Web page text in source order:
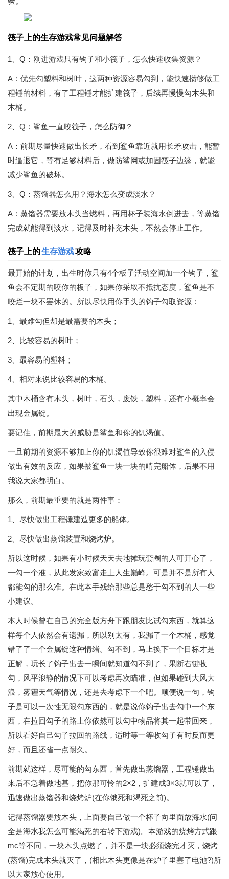
筏子上的生存游戏常见问题解答
1、Q：刚进游戏只有钩子和小筏子，怎么快速收集资源？
A：优先勾塑料和树叶，这两种资源容易勾到，能快速攒够做工
程锤的材料，有了工程锤才能扩建筏子，后续再慢慢勾木头和
木桶。
2、Q：鲨鱼一直咬筏子，怎么防御？
A：前期尽量快速做出长矛，看到鲨鱼靠近就用长矛攻击，能暂
时逼退它，等有足够材料后，做防鲨网或加固筏子边缘，就能
减少鲨鱼的破坏。
3、Q：蒸馏器怎么用？海水怎么变成淡水？
A：蒸馏器需要放木头当燃料，再用杯子装海水倒进去，等蒸馏
完成就能得到淡水，记得及时补充木头，不然会停止工作。
筏子上的生存游戏攻略
最开始的计划，出生时你只有4个板子活动空间加一个钩子，鲨
鱼会不定期的咬你的板子，如果你采取不抵抗态度，鲨鱼是不
咬烂一块不罢休的。所以尽快用你手头的钩子勾取资源：
1、最难勾但却是最需要的木头；
2、比较容易的树叶；
3、最容易的塑料；
4、相对来说比较容易的木桶。
其中木桶含有木头，树叶，石头，废铁，塑料，还有小概率会
出现金属锭。
要记住，前期最大的威胁是鲨鱼和你的饥渴值。
一旦前期的资源不够加上你的饥渴值导致你很难对鲨鱼的入侵
做出有效的反应，如果被鲨鱼一块一块的啃完船体，后果不用
我说大家都明白。
那么，前期最重要的就是两件事：
1、尽快做出工程锤建造更多的船体。
2、尽快做出蒸馏装置和烧烤炉。
所以这时候，如果有小时候天天去地摊玩套圈的人可开心了，
一勾一个准，从此发家致富走上人生巅峰。可是并不是所有人
都能勾的那么准。在此本手残给那些总是愁于勾不到的人一些
小建议。
本人时候曾在自己的完全版方舟下跟朋友比试勾东西，就算这
样每个人依然会有遗漏，所以别太有，我漏了一个木桶，感觉
错了了一个金属锭这种情绪。勾不到，马上换下一个目标才是
正解，玩长了钩子出去一瞬间就知道勾不到了，果断右键收
勾，风平浪静的情况下可以考虑再次瞄准，但如果碰到大风大
浪，雾霾天气等情况，还是去考虑下一个吧。顺便说一句，钩
子是可以一次性无限勾东西的，就是说你钩子出去勾中一个东
西，在拉回勾子的路上你依然可以勾中物品将其一起带回来，
所以看好自己勾子拉回的路线，适时等一等收勾子有时反而更
好，而且还省一点耐久。
前期就这样，尽可能的勾东西，首先做出蒸馏器，工程锤做出
来后不急着做地基，把你那可怜的2×2，扩建成3×3就可以了，
迅速做出蒸馏器和烧烤炉(在你饿死和渴死之前)。
记得蒸馏器要放木头，上面要自己做一个杯子向里面放海水(问
全是海水我怎么可能渴死的右转下游戏)。本游戏的烧烤方式跟
mc等不同，一块木头点燃了，并不是一块必须烧完才灭，烧烤
(蒸馏)完成木头就灭了，(相比木头更像是在炉子里塞了电池?)所
以大家放心使用。